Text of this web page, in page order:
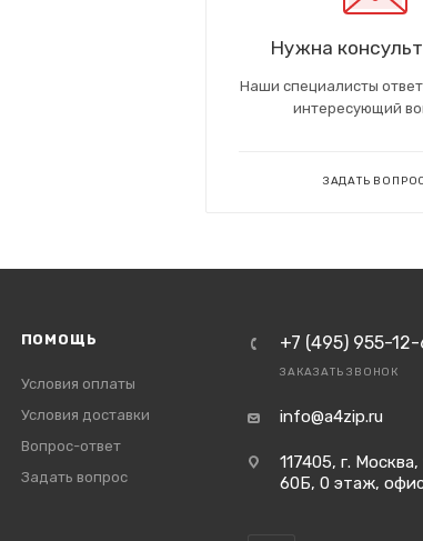
Нужна
Наши специалисты
интересующий
ЗАДАТЬ
ПОМОЩЬ
Условия оплаты
Условия доставки
Вопрос-ответ
Задать вопрос
+7 (495) 955-
ЗАКАЗАТЬ ЗВОНОК
info@a4zip.ru
117405, г.
60Б, 0 этаж,